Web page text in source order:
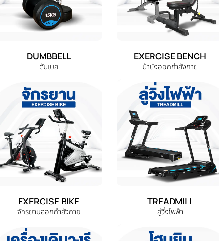
DUMBBELL
ดัมเบล
EXERCISE BENCH
ม้านั่งออกกำลังกาย
EXERCISE BIKE
จักรยานออกกำลังกาย
TREADMILL
ลู่วิ่งไฟฟ้า